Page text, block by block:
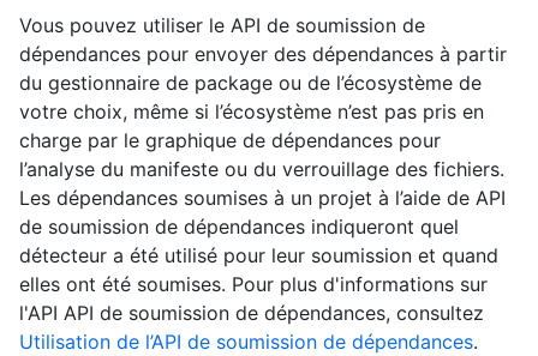
Vous pouvez utiliser le API de soumission de
dépendances pour envoyer des dépendances à partir
du gestionnaire de package ou de l’écosystème de
votre choix, même si l’écosystème n’est pas pris en
charge par le graphique de dépendances pour
l’analyse du manifeste ou du verrouillage des fichiers.
Les dépendances soumises à un projet à l’aide de API
de soumission de dépendances indiqueront quel
détecteur a été utilisé pour leur soumission et quand
elles ont été soumises. Pour plus d'informations sur
l'API API de soumission de dépendances, consultez
Utilisation de l’API de soumission de dépendances.